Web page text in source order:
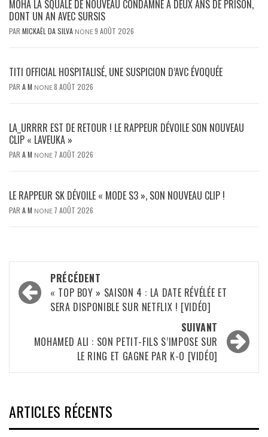
MOHA LA SQUALE DE NOUVEAU CONDAMNÉ À DEUX ANS DE PRISON,
DONT UN AN AVEC SURSIS
PAR MICKAËL DA SILVA NONE9 AOÛT 2026
TITI OFFICIAL HOSPITALISÉ, UNE SUSPICION D’AVC ÉVOQUÉE
PAR A M NONE8 AOÛT 2026
LA_URRRR EST DE RETOUR ! LE RAPPEUR DÉVOILE SON NOUVEAU
CLIP « LAVEUKA »
PAR A M NONE 7 AOÛT 2026
LE RAPPEUR SK DÉVOILE « MODE S3 », SON NOUVEAU CLIP !
PAR A M NONE 7 AOÛT 2026
Navigation
d’article
PRÉCÉDENT
« TOP BOY » SAISON 4 : LA DATE RÉVÉLÉE ET
SERA DISPONIBLE SUR NETFLIX ! [VIDÉO]
SUIVANT
MOHAMED ALI : SON PETIT-FILS S’IMPOSE SUR
LE RING ET GAGNE PAR K-O [VIDÉO]
ARTICLES RÉCENTS